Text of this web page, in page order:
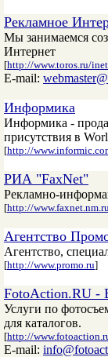
Рекламное
Мы занимаемся
Интернет
[http://www.toros.ru/
E-mail:
Информика
Информика -
присутствия в
[http://
РИА "FaxNet"
Рекламно-
[http://
Агентство
Агентство,
[http://www.promo.ru]
FotoAction.RU -
Услуги по
для каталогов.
[http://
E-mail: